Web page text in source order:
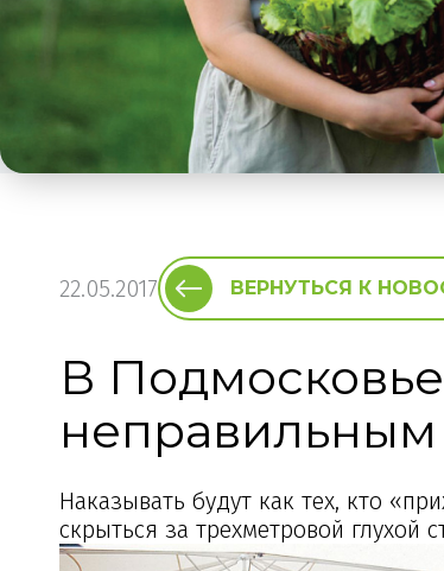
22.05.2017 ВЕРНУТЬСЯ К
В
неправильным
Наказывать будут как тех, кто
скрыться за трехметровой глухой